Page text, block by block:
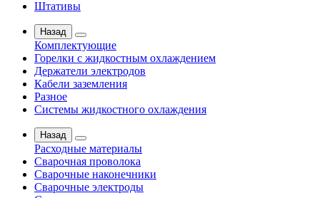
Штативы
Назад
Комплектующие
Горелки с жидкостным охлаждением
Держатели электродов
Кабели заземления
Разное
Системы жидкостного охлаждения
Назад
Расходные материалы
Сварочная проволока
Сварочные наконечники
Сварочные электроды